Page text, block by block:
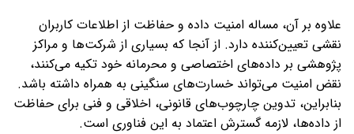
علاوه بر آن، مساله امنیت داده و حفاظت از اطلاعات کاربران
نقشی تعیین‌کننده دارد. از آنجا که بسیاری از شرکت‌ها و مراکز
پژوهشی بر داده‌های اختصاصی و محرمانه خود تکیه می‌کنند،
نقض امنیت می‌تواند خسارت‌های سنگینی به همراه داشته باشد.
بنابراین، تدوین چارچوب‌های قانونی، اخلاقی و فنی برای حفاظت
از داده‌ها، لازمه گسترش اعتماد به این فناوری است.